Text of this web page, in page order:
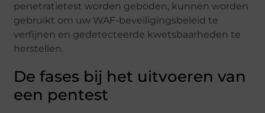
penetratietest worden geboden, kunnen worden
gebruikt om uw WAF-beveiligingsbeleid te
verfijnen en gedetecteerde kwetsbaarheden te
herstellen.
De fases bij het uitvoeren van
een pentest